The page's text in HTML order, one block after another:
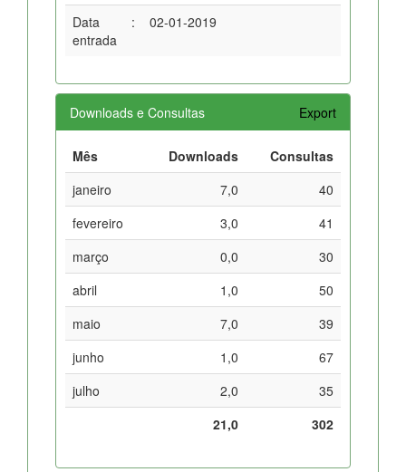
Data
entrada
: 02-01-2019
Downloads e Consultas Export
Mês Downloads
Consultas
janeiro
7,0
40
fevereiro
3,0
41
março
0,0
30
abril
1,0
50
maio
7,0
39
junho
1,0
67
julho
2,0
35
21,0
302